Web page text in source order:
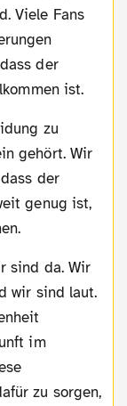
Viele Fans
der
ist.
gehört. Wir
der
genug ist,
wir sind laut.
im
zu sorgen,